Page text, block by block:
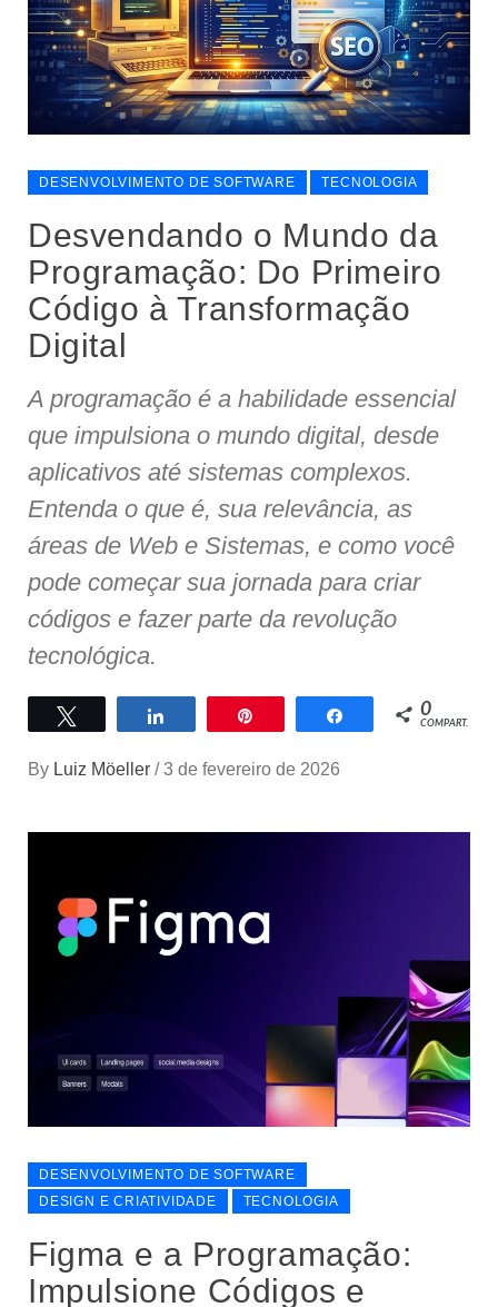
DESENVOLVIMENTO DE SOFTWARE TECNOLOGIA
Desvendando o Mundo da
Programação: Do Primeiro
Código à Transformação
Digital
A programação é a habilidade essencial
que impulsiona o mundo digital, desde
aplicativos até sistemas complexos.
Entenda o que é, sua relevância, as
áreas de Web e Sistemas, e como você
pode começar sua jornada para criar
códigos e fazer parte da revolução
tecnológica.
Compartilhar Compartilhar
0
COMPART.
By Luiz Möeller / 3 de fevereiro de 2026
DESENVOLVIMENTO DE SOFTWARE
DESIGN E CRIATIVIDADE
TECNOLOGIA
Figma e a Programação:
Impulsione Códigos e